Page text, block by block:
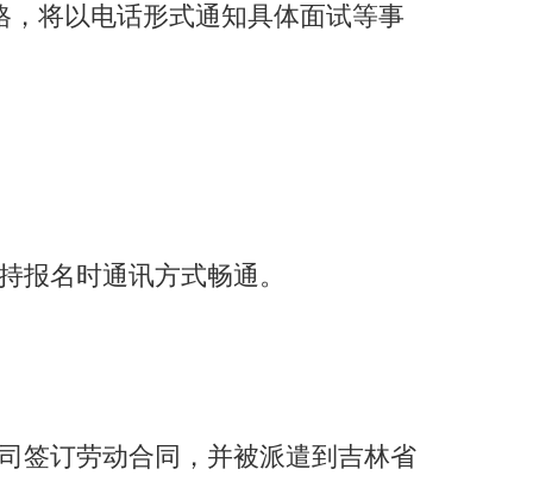
将以电话形式通知具体面试等事
报名时通讯方式畅通。
签订劳动合同，并被派遣到吉林省